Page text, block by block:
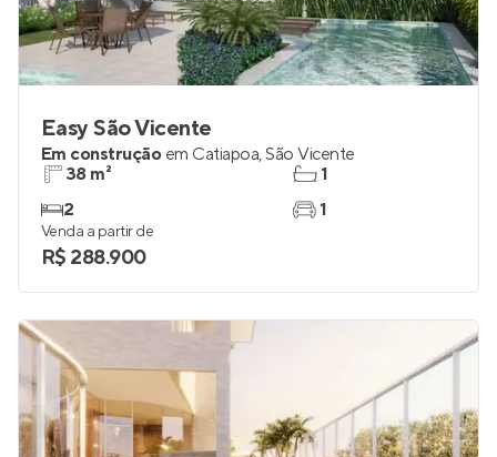
Easy São Vicente
Em construção em Catiapoa,São Vicente
38 m²
2
1
1
Venda a partir de
R$ 288.900